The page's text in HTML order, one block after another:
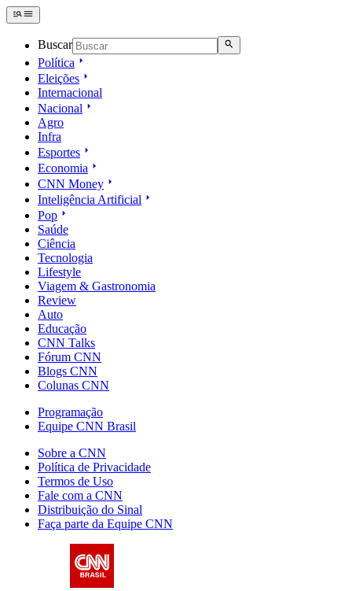
Buscar
Política
Eleições
Internacional
Nacional
Agro
Infra
Esportes
Economia
CNN Money
Inteligência Artificial
Pop
Saúde
Ciência
Tecnologia
Lifestyle
Viagem & Gastronomia
Review
Auto
Educação
CNN Talks
Fórum CNN
Blogs CNN
Colunas CNN
Programação
Equipe CNN Brasil
Sobre a CNN
Política de Privacidade
Termos de Uso
Fale com a CNN
Distribuição do Sinal
Faça parte da Equipe CNN